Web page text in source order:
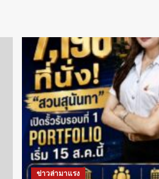
ข่าวล่ามาแรง